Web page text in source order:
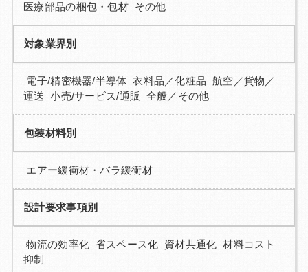
医療部品の梱包・包材 その他
対象業界別
電子/精密機器/半導体 衣料品／化粧品 航空／貨物／
運送 小売/サービス/通販 全般／その他
包装材料別
エアー緩衝材・バラ緩衝材
設計要求事項別
物流の効率化 省スペース化 資材共通化 材料コスト
抑制